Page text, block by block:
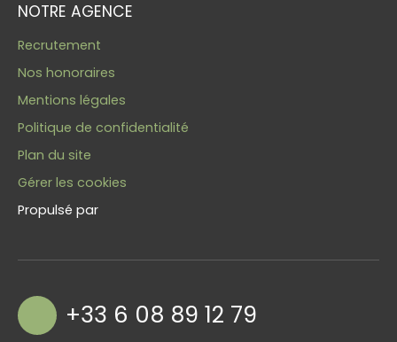
NOTRE AGENCE
Recrutement
Nos honoraires
Mentions légales
Politique de confidentialité
Plan du site
Gérer les cookies
Propulsé par
+33 6 08 89 12 79